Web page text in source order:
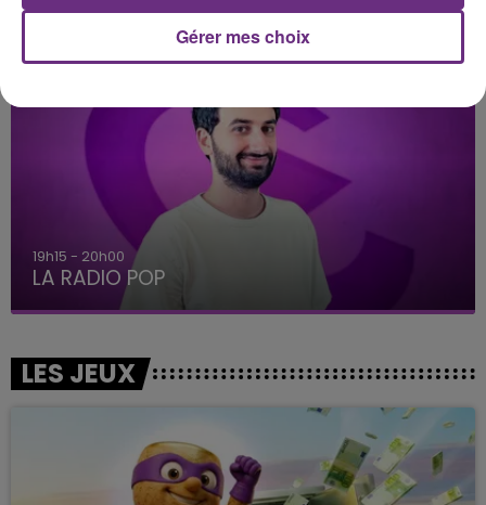
A L'ANTENNE
19h15 - 20h00
LA RADIO POP
LES JEUX
Gérer mes choix